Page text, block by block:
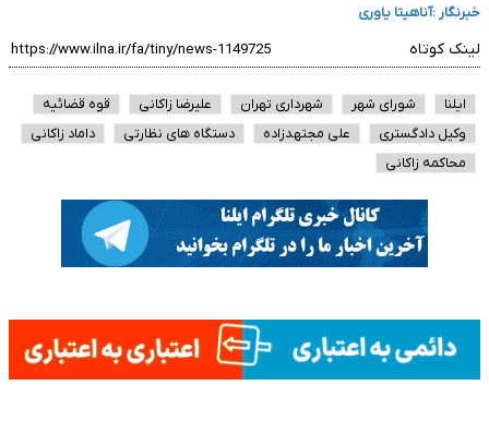
خبرنگار :آناهیتا یاوری
لینک کوتاه
ایلنا شورای شهر شهرداری تهران علیرضا زاکانی
قوه قضائیه
وکیل دادگستری
علی مجتهدزاده دستگاه های نظارتی
داماد زاکانی
محاکمه زاکانی